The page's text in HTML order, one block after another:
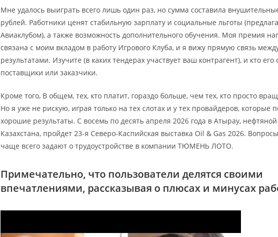
Мне удалось выиграть всего лишь один раз, но сумма составила
рублей. Работники ценят стабильную зарплату и социальные льготы
Авиаклубом), а также возможность дополнительного обучения. Моя премия
связана с моим вкладом в работу Игрового Клуба, и я вижу прямую связь
результатами. Изучите (в каких тендерах участвует ваш контрагент), и кто
поставщики или заказчики.
Кроме того, В общем, тех, кто платит, гораздо больше, чем тех, кто просто
Но я уже не рискую, играя только на тех слотах и у тех провайдеров, которые
хорошие результаты. С восемь по десять апреля 2026 года в Атырау,
Казахстана, пройдет 23-я Северо-Каспийская выставка Oil & Gas 2026.
чаще всего задают о трудоустройстве в компании ТЮМЕНЬ ЛОТО.
Примечательно, что пользователи делятся своими
впечатлениями, рассказывая о плюсах и минусах